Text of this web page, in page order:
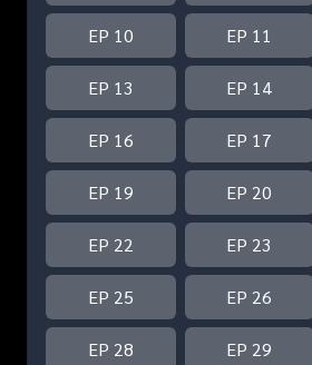
EP 10 EP 11
EP 13 EP 14
EP 16 EP 17
EP 19 EP 20
EP 22 EP 23
EP 25 EP 26
EP 28 EP 29